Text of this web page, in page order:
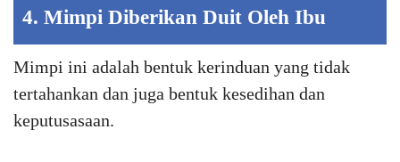
4. Mimpi Diberikan Duit Oleh Ibu
Mimpi ini adalah bentuk kerinduan yang tidak
tertahankan dan juga bentuk kesedihan dan
keputusasaan.